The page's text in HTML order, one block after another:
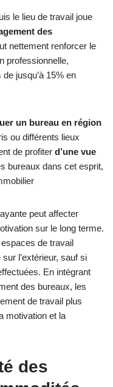
le lieu de travail joue
des
nettement renforcer le
professionnelle,
jusqu’à 15% en
un bureau en région
ou différents lieux
de profiter d’une vue
bureaux dans cet esprit,
peut affecter
sur le long terme.
de travail
l’extérieur, sauf si
En intégrant
des bureaux, les
de travail plus
motivation et la
des